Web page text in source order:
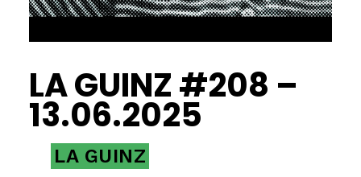
LA GUINZ #208 –
13.06.2025
LA GUINZ